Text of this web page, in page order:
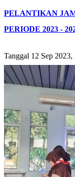
PELANTIKAN
PERIODE 2023 -
Tanggal 12 Sep